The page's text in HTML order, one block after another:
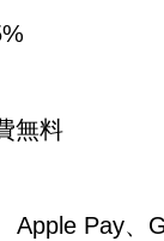
無料
Pay、